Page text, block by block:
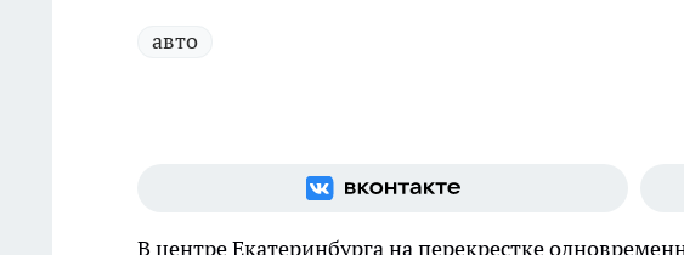
авто
В центре Екатеринбурга на перекрестке